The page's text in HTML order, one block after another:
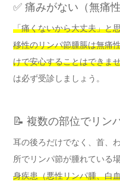
✅ 痛みがない（無痛
「痛くないから大丈夫」と
移性のリンパ節腫脹は無痛
けで安心することはできま
は必ず受診しましょう。
📝 複数の部位でリン
耳の後ろだけでなく、首、
所でリンパ節が腫れている
身疾患（悪性リンパ腫、白